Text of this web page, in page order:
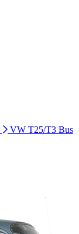
VW T25/T3 Bus